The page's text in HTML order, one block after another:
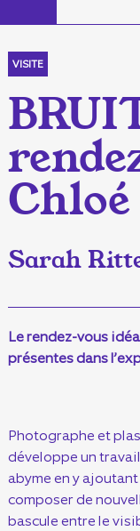
VISITE
Chloé
Sarah
Le rendez-vous
présentes dans
Photographe et
développe un
abyme en y
composer de
bascule entre le